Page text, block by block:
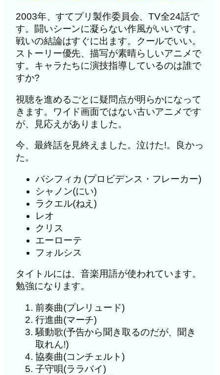
2003年、すてプリ製作委員会、TV全24話で
す。闘いシーンに凝らない作風がいいです。
戦いの結論はすぐに出ます。クールでいい。
ストーリー優先、描写が素晴らしいアニメで
す。キャラたちに演技指導しているのは誰で
すか?
視聴を進めるごとに疑問点が明らかになって
きます。ワイド画面ではない古いアニメです
が、見応えがありました。
今、最終話を見終えました。泣けた!。良かっ
た。
バシフィカ (プロビデンス・フレーカー)
シャノン(にい)
ラクエル(ねえ)
レオ
クリス
エーローテ
フォルシス
タイトルには、音楽用語が使われています。
勉強になります。
前奏曲(プレリュード)
行進曲(マーチ)
騒動歌(予告から聞き取るのだが、聞き
取れん!)
協奏曲(コンチェルト)
子守唄(ララバイ)